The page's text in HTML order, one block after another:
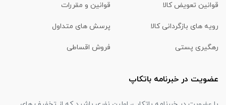
قوانین تعویض کالا قوانین و مقررات
رویه های بازگردانی کالا پرسش های متداول
رهگیری پستی فروش اقساطی
عضویت در خبرنامه باتکاپ